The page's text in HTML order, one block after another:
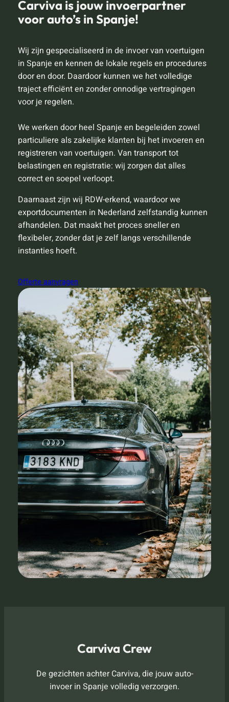
Carviva is jouw invoerpartner
voor auto’s in Spanje!
Wij zijn gespecialiseerd in de invoer van voertuigen
in Spanje en kennen de lokale regels en procedures
door en door. Daardoor kunnen we het volledige
traject efficiënt en zonder onnodige vertragingen
voor je regelen.
We werken door heel Spanje en begeleiden zowel
particuliere als zakelijke klanten bij het invoeren en
registreren van voertuigen. Van transport tot
belastingen en registratie: wij zorgen dat alles
correct en soepel verloopt.
Daarnaast zijn wij RDW-erkend, waardoor we
exportdocumenten in Nederland zelfstandig kunnen
afhandelen. Dat maakt het proces sneller en
flexibeler, zonder dat je zelf langs verschillende
instanties hoeft.
Offerte aanvragen
Carviva Crew
De gezichten achter Carviva, die jouw auto-
invoer in Spanje volledig verzorgen.